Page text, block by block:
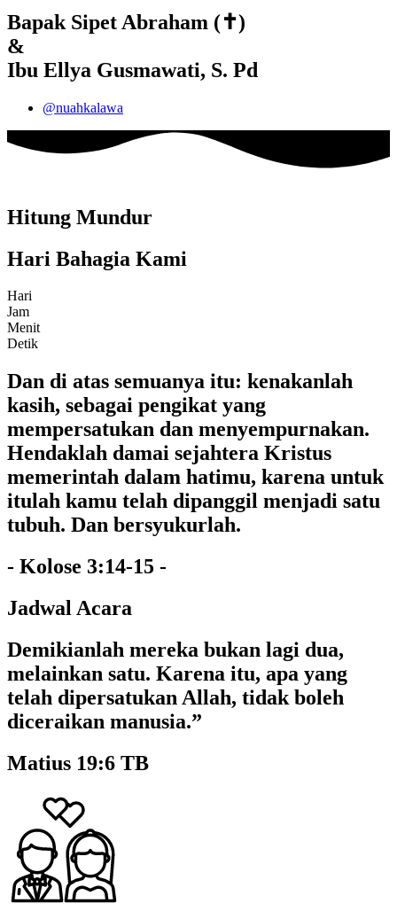
Bapak Sipet Abraham (✝)
&
Ibu Ellya Gusmawati, S. Pd
@nuahkalawa
Hitung Mundur
Hari Bahagia Kami
Hari
Jam
Menit
Detik
Dan di atas semuanya itu: kenakanlah
kasih, sebagai pengikat yang
mempersatukan dan menyempurnakan.
Hendaklah damai sejahtera Kristus
memerintah dalam hatimu, karena untuk
itulah kamu telah dipanggil menjadi satu
tubuh. Dan bersyukurlah.
- Kolose 3:14-15 -
Jadwal Acara
Demikianlah mereka bukan lagi dua,
melainkan satu. Karena itu, apa yang
telah dipersatukan Allah, tidak boleh
diceraikan manusia.”
Matius 19:6 TB